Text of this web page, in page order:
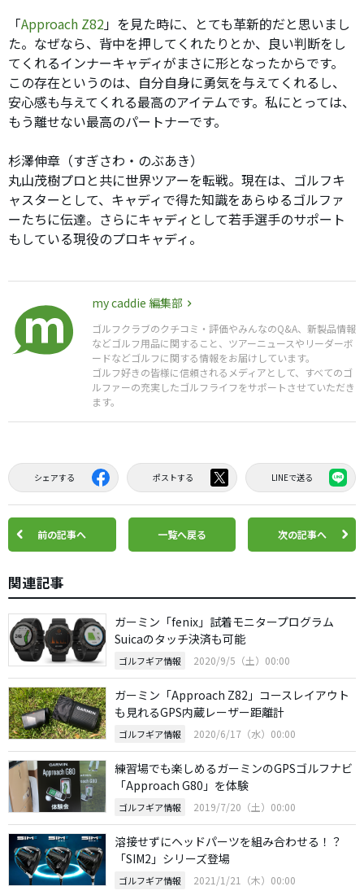
「Approach Z82 」を見た時に、とても革新的だと思いまし
た。なぜなら、背中を押してくれたりとか、良い判断をし
てくれるインナーキャディがまさに形となったからです。
この存在というのは、自分自身に勇気を与えてくれるし、
安心感も与えてくれる最高のアイテムです。私にとっては、
もう離せない最高のパートナーです。
杉澤伸章 （すぎさわ・のぶあき）
丸山茂樹プロと共に世界ツアーを転戦。現在は、ゴルフキ
ャスターとして、キャディで得た知識をあらゆるゴルファ
ーたちに伝達。さらにキャディとして若手選手のサポート
もしている現役のプロキャディ。
my caddie 編集部
ゴルフクラブのクチコミ・評価やみんなのQ&A、新製品情報
などゴルフ用品に関すること、ツアーニュースやリーダーボ
ードなどゴルフに関する情報をお届けしています。
ゴルフ好きの皆様に信頼されるメディアとして、すべてのゴ
ルファーの充実したゴルフライフをサポートさせていただき
ます。
シェアする ポストする LINEで送る
前の記事へ 一覧へ戻る 次の記事へ
関連記事
ガーミン「fenix」試着モニタープログラム
Suicaのタッチ決済も可能
ゴルフギア情報 2020/9/5（土）00:00
ガーミン「Approach Z82」コースレイアウト
も見れるGPS内蔵レーザー距離計
ゴルフギア情報 2020/6/17（水）00:00
練習場でも楽しめるガーミンのGPSゴルフナビ
「Approach G80」を体験
ゴルフギア情報 2019/7/20（土）00:00
溶接せずにヘッドパーツを組み合わせる！？
「SIM2」シリーズ登場
ゴルフギア情報 2021/1/21（木）00:00